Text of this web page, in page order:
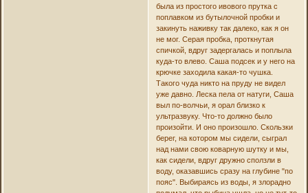
была из простого ивового прутка с
поплавком из бутылочной пробки и
закинуть наживку так далеко, как я он
не мог. Серая пробка, проткнутая
спичкой, вдруг задергалась и поплыла
куда-то влево. Саша подсек и у него на
крючке заходила какая-то чушка.
Такого чуда никто на пруду не видел
уже давно. Леска пела от натуги, Саша
выл по-волчьи, я орал близко к
ультразвуку. Что-то должно было
произойти. И оно произошло. Скользки
берег, на котором мы сидели, сыграл
над нами свою коварную шутку и мы,
как сидели, вдруг дружно сползли в
воду, оказавшись сразу на глубине "по
пояс". Выбираясь из воды, я злорадно